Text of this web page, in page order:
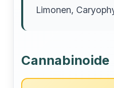
Limonen,
Cannabinoide